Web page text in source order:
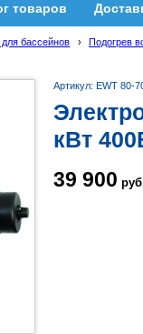
товаров
бассейнов › Подогрев
Артикул: EWT 80-
кВт
39 900